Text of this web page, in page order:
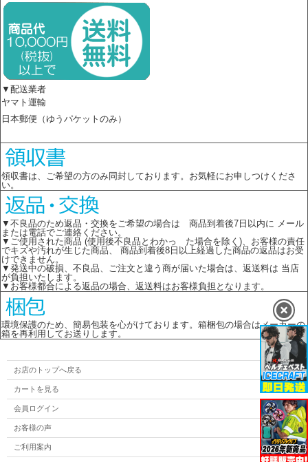
▼配送業者
ヤマト運輸
日本郵便（ゆうパケットのみ）
領収書は、ご希望の方のみ同封しております。お気軽にお申しつけくださ
い。
▼不良品のため返品・交換をご希望の場合は 商品到着後7日以内に メール
または電話でご連絡ください。
▼ご使用された商品 (使用後不良品とわかっ た場合を除く)、お客様の責任
でキズや汚れが生じた商品、 商品到着後8日以上経過した商品の返品はお受
けできません。
▼発送中の破損、不良品、ご注文と違う商が届いた場合は、返送料は 当店
が負担いたします。
▼お客様都合による返品の場合、返送料はお客様負担となります。
環境保護のため、簡易包装を心がけております。箱梱包の場合はメーカーの
箱を再利用してお送りします。
お店のトップへ戻る
カートを見る
会員ログイン
お客様の声
ご利用案内